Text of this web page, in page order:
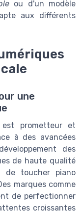
ou d'un modèle
aux différents
une
est prometteur et
à des avancées
des
de haute qualité
de toucher piano
marques comme
de perfectionner
croissantes